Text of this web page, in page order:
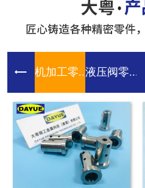
机加工零...液压阀零...